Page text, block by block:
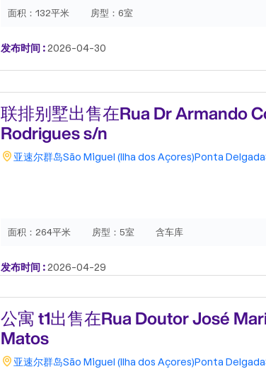
间、1 间浴室、阁楼和地下室，提供了多种利用和个性化的
都是房地产市场上日益受到重视的元素。其地理位置是其最
安静、中心且备受追捧的区域，靠近服务、商业和交通枢纽
面积：132平米 房型：6室
发布时间 :2026-04-30
联排别墅出售在Rua Dr Armando
Rodrigues s/n
亚速尔群岛São Miguel (Ilha dos Açores)Ponta Delgada
面积：264平米 房型：5室 含车库
发布时间 :2026-04-29
公寓 t1出售在Rua Doutor José
Matos
亚速尔群岛São Miguel (Ilha dos Açores)Ponta Delgada